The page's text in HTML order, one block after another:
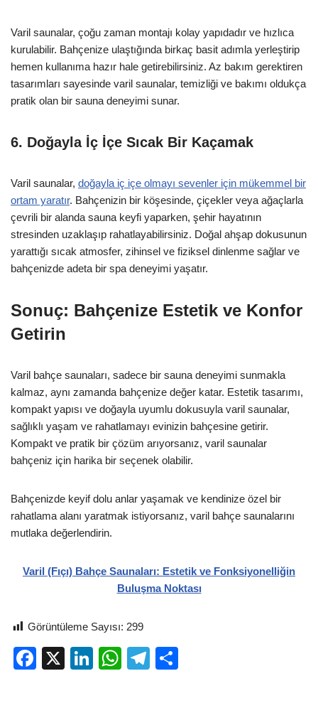
Varil saunalar, çoğu zaman montajı kolay yapıdadır ve hızlıca
kurulabilir. Bahçenize ulaştığında birkaç basit adımla yerleştirip
hemen kullanıma hazır hale getirebilirsiniz. Az bakım gerektiren
tasarımları sayesinde varil saunalar, temizliği ve bakımı oldukça
pratik olan bir sauna deneyimi sunar.
6. Doğayla İç İçe Sıcak Bir Kaçamak
Varil saunalar, doğayla iç içe olmayı sevenler için mükemmel bir
ortam yaratır. Bahçenizin bir köşesinde, çiçekler veya ağaçlarla
çevrili bir alanda sauna keyfi yaparken, şehir hayatının
stresinden uzaklaşıp rahatlayabilirsiniz. Doğal ahşap dokusunun
yarattığı sıcak atmosfer, zihinsel ve fiziksel dinlenme sağlar ve
bahçenizde adeta bir spa deneyimi yaşatır.
Sonuç: Bahçenize Estetik ve Konfor
Getirin
Varil bahçe saunaları, sadece bir sauna deneyimi sunmakla
kalmaz, aynı zamanda bahçenize değer katar. Estetik tasarımı,
kompakt yapısı ve doğayla uyumlu dokusuyla varil saunalar,
sağlıklı yaşam ve rahatlamayı evinizin bahçesine getirir.
Kompakt ve pratik bir çözüm arıyorsanız, varil saunalar
bahçeniz için harika bir seçenek olabilir.
Bahçenizde keyif dolu anlar yaşamak ve kendinize özel bir
rahatlama alanı yaratmak istiyorsanız, varil bahçe saunalarını
mutlaka değerlendirin.
Varil (Fıçı) Bahçe Saunaları: Estetik ve Fonksiyonelliğin
Buluşma Noktası
Görüntüleme Sayısı: 299
F
X
Li
W
T